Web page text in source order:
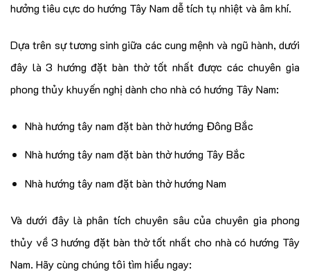
hưởng tiêu cực do hướng Tây Nam dễ tích tụ nhiệt và âm khí.
Dựa trên sự tương sinh giữa các cung mệnh và ngũ hành, dưới
đây là 3 hướng đặt bàn thờ tốt nhất được các chuyên gia
phong thủy khuyến nghị dành cho nhà có hướng Tây Nam:
Nhà hướng tây nam đặt bàn thờ hướng Đông Bắc
Nhà hướng tây nam đặt bàn thờ hướng Tây Bắc
Nhà hướng tây nam đặt bàn thờ hướng Nam
Và dưới đây là phân tích chuyên sâu của chuyên gia phong
thủy về 3 hướng đặt bàn thờ tốt nhất cho nhà có hướng Tây
Nam. Hãy cùng chúng tôi tìm hiểu ngay: